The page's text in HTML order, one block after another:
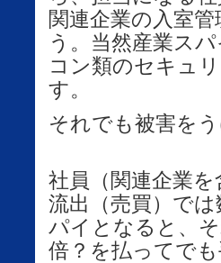
関連企業の入室
う。当然産業ス
コン類のセキュ
す。
それでも被害をう
社員（関連企業
流出（売買）で
パイとなると、
倍？を払ってで